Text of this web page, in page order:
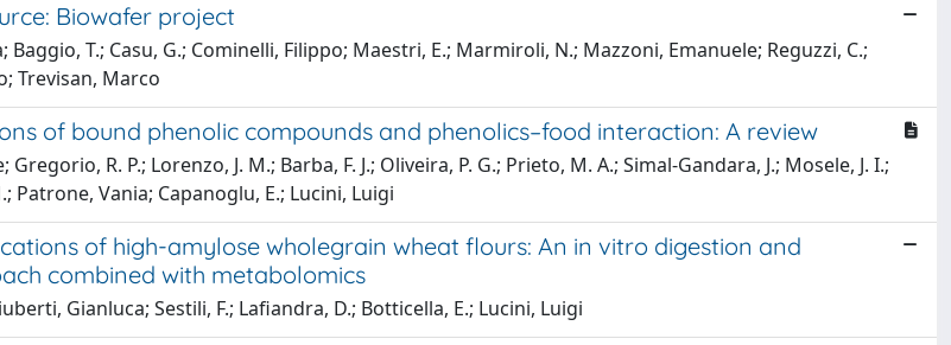
Biowafer project
Baggio, T.; Casu, G.; Cominelli, Filippo; Maestri, E.; Marmiroli, N.; Mazzoni, Emanuele; Reguzzi, C.;
Trevisan, Marco
of bound phenolic compounds and phenolics–food interaction: A review
R. P.; Lorenzo, J. M.; Barba, F. J.; Oliveira, P. G.; Prieto, M. A.; Simal-Gandara, J.; Mosele, J. I.;
Patrone, Vania; Capanoglu, E.; Lucini, Luigi
of high-amylose wholegrain wheat flours: An in vitro digestion and
combined with metabolomics
Gianluca; Sestili, F.; Lafiandra, D.; Botticella, E.; Lucini, Luigi